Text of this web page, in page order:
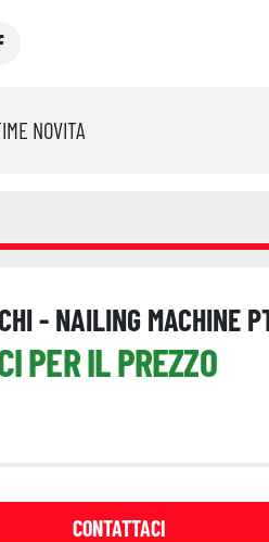
NOVITA
- NAILING MACHINE
PER IL PREZZO
CONTATTACI